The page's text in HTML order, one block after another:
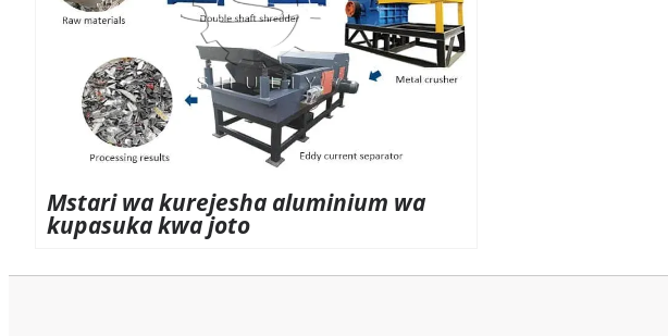
Mstari wa kurejesha aluminium wa
kupasuka kwa joto